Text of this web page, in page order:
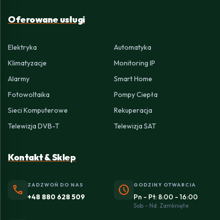
Oferowane usługi
Elektryka
Automatyka
Klimatyzacje
Monitoring IP
Alarmy
Smart Home
Fotowoltaika
Pompy Ciepła
Sieci Komputerowe
Rekuperacja
Telewizja DVB-T
Telewizja SAT
Kontakt & Sklep
phone ZADZWOŃ DO NAS
+48 880 628 509 schedule GODZINY OTWARCIA
Pn - Pt: 8:00 - 16:00
Sob - Nd: Zamknięte